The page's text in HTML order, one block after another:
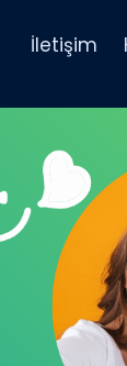
İletişim